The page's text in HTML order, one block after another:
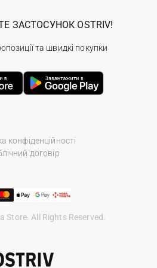
конфіденційності
договір
Store. All Rights Reserved.
ЗАСТОСУНОК OSTRIV!
та швидкі покупки